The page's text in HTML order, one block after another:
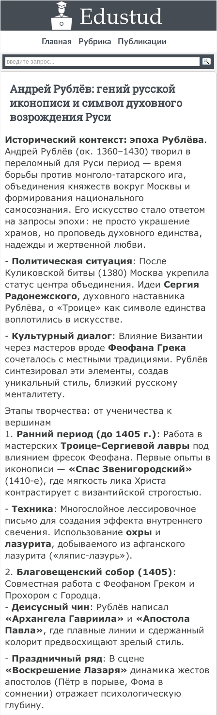
Главная Рубрика Публикации
Андрей Рублёв: гений русской
иконописи и символ духовного
возрождения Руси
Исторический контекст: эпоха Рублёва.
Андрей Рублёв (ок. 1360–1430) творил в
переломный для Руси период — время
борьбы против монголо-татарского ига,
объединения княжеств вокруг Москвы и
формирования национального
самосознания. Его искусство стало ответом
на запросы эпохи: не просто украшение
храмов, но проповедь духовного единства,
надежды и жертвенной любви.
- Политическая ситуация: После
Куликовской битвы (1380) Москва укрепила
статус центра объединения. Идеи Сергия
Радонежского, духовного наставника
Рублёва, о «Троице» как символе единства
воплотились в искусстве.
- Культурный диалог: Влияние Византии
через мастеров вроде Феофана Грека
сочеталось с местными традициями. Рублёв
синтезировал эти элементы, создав
уникальный стиль, близкий русскому
менталитету.
Этапы творчества: от ученичества к
вершинам
1. Ранний период (до 1405 г.) : Работа в
мастерских Троице-Сергиевой лавры под
влиянием фресок Феофана. Первые опыты в
иконописи — «Спас Звенигородский»
(1410-е), где мягкость лика Христа
контрастирует с византийской строгостью.
- Техника: Многослойное лессировочное
письмо для создания эффекта внутреннего
свечения. Использование охры и
лазурита, добываемого из афганского
лазурита («ляпис-лазурь»).
2. Благовещенский собор (1405) :
Совместная работа с Феофаном Греком и
Прохором с Городца.
- Деисусный чин: Рублёв написал
«Архангела Гавриила» и «Апостола
Павла», где плавные линии и сдержанный
колорит предвосхищают зрелый стиль.
- Праздничный ряд: В сцене
«Воскрешение Лазаря» динамика жестов
апостолов (Пётр в порыве, Фома в
сомнении) отражает психологическую
глубину.